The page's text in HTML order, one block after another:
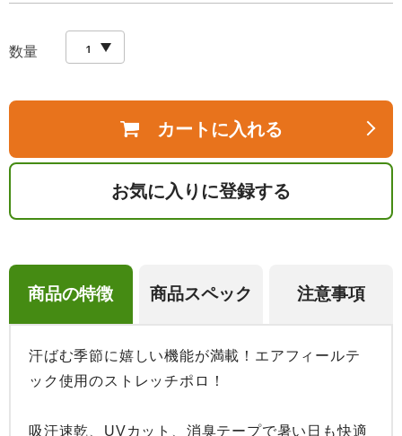
数量
カートに入れる
お気に入りに登録する
商品の特徴 商品スペック 注意事項
汗ばむ季節に嬉しい機能が満載！エアフィールテ
ック使用のストレッチポロ！
吸汗速乾、UVカット、消臭テープで暑い日も快適